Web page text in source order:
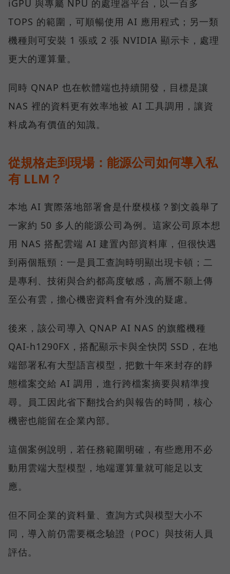
iGPU 與專屬 NPU 的處理器平台，以一百多
TOPS 的範圍，可順暢使用 AI 應用程式；另一類
機種則可安裝 1 張或 2 張 NVIDIA 顯示卡，處理
更大的運算量。
同時 QNAP 也在軟體端也持續開發，目標是讓
NAS 裡的資料更有效率地被 AI 工具調用，讓資
料成為有價值的知識。
從規格走到現場：能源公司如何導入私
有 LLM？
本地 AI 實際落地部署會是什麼模樣？劉文義舉了
一家約 50 多人的能源公司為例。這家公司原本想
用 NAS 搭配雲端 AI 建置內部資料庫，但很快遇
到兩個瓶頸：一是員工查詢時明顯出現卡頓；二
是專利、技術與合約都高度敏感，高層不願上傳
至公有雲，擔心機密資料會有外洩的疑慮。
後來，該公司導入 QNAP AI NAS 的旗艦機種
QAI-h1290FX，搭配顯示卡與全快閃 SSD，在地
端部署私有大型語言模型，把數十年來封存的靜
態檔案交給 AI 調用，進行跨檔案摘要與精準搜
尋。員工因此省下翻找合約與報告的時間，核心
機密也能留在企業內部。
這個案例說明，若任務範圍明確，有些應用不必
動用雲端大型模型，地端運算量就可能足以支
應。
但不同企業的資料量、查詢方式與模型大小不
同，導入前仍需要概念驗證（POC）與技術人員
評估。